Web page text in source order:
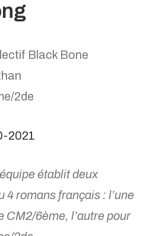
Black Bone
2de
2021
établit deux
4 romans français : l’une
CM2/6ème, l’autre pour